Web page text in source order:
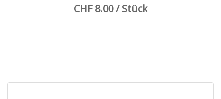
CHF 8.00 / Stück